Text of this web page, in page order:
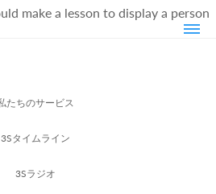
make a lesson to display a person
たちのサービス
3Sタイムライン
3Sラジオ